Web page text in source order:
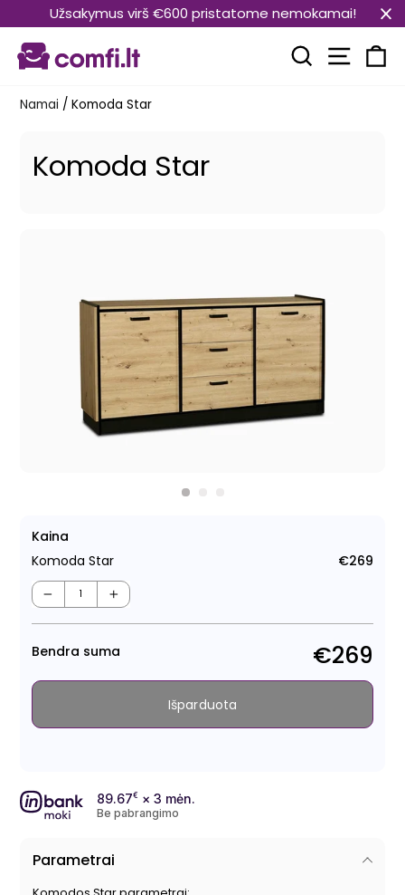
prie
turinio
Užsakymus virš €600 pristatome nemokamai!
Paieška
Namai / Komoda Star
Komoda Star
Kaina
Komoda Star
€269
− +
Bendra suma €269
Išparduota
89.67€ × 3 mėn.
Be pabrangimo
Parametrai